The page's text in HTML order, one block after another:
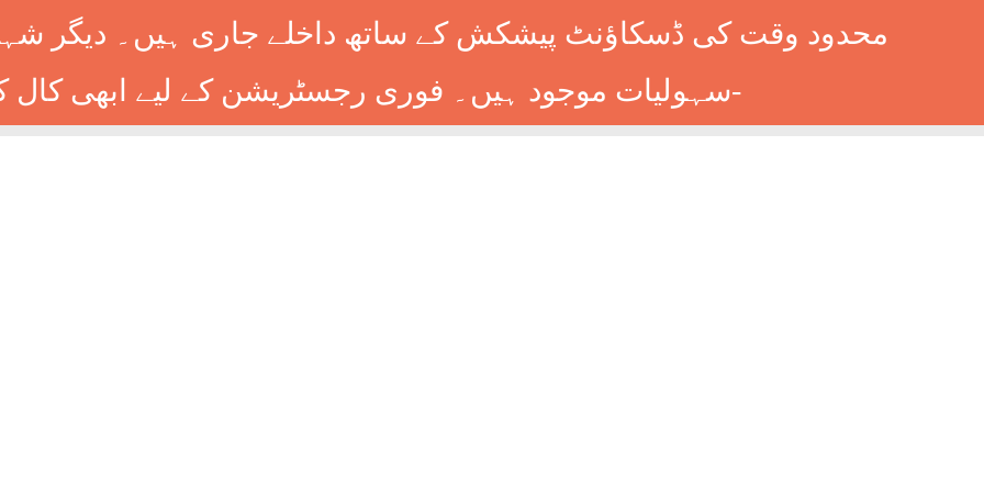
محدود وقت کی ڈسکاؤنٹ پیشکش کے ساتھ داخلے جاری ہیں۔ دیگر
سہولیات موجود ہیں۔ فوری رجسٹریشن کے لیے ابھی کال کریں: 9014677-0333-